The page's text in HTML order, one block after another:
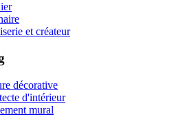
et créateur
décorative
d'intérieur
mural